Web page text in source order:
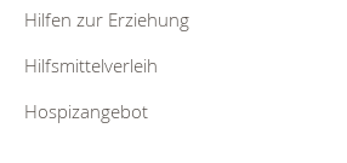
Hilfen zur Erziehung
Hilfsmittelverleih
Hospizangebot